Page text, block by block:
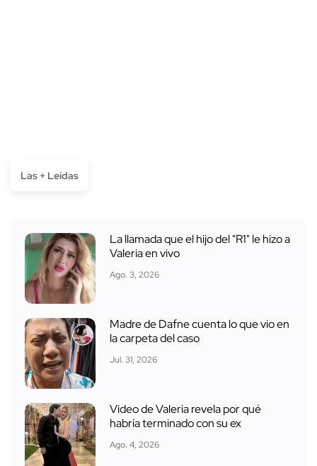
Las + Leídas
La llamada que el hijo del "R1" le hizo a
Valeria en vivo
Ago. 3, 2026
Madre de Dafne cuenta lo que vio en
la carpeta del caso
Jul. 31, 2026
Video de Valeria revela por qué
habría terminado con su ex
Ago. 4, 2026